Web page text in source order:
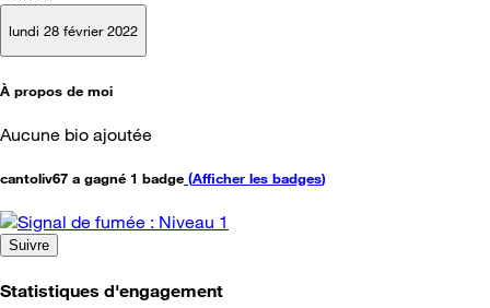
lundi 28 février 2022
À propos de moi
Aucune bio ajoutée
cantoliv67 a gagné 1 badge (Afficher les badges)
Suivre
Statistiques d'engagement